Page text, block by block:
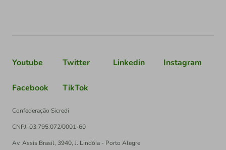
Youtube Twitter Linkedin Instagram
Facebook TikTok
Confederação Sicredi
CNPJ: 03.795.072/0001-60
Av. Assis Brasil, 3940, J. Lindóia - Porto Alegre